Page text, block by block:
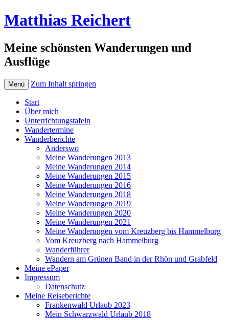
Matthias Reichert
Meine schönsten Wanderungen und
Ausflüge
Menü Zum Inhalt springen
Start
Über mich
Unterrichtungstafeln
Wandertermine
Wanderberichte
Anderswo
Meine Wanderungen 2013
Meine Wanderungen 2014
Meine Wanderungen 2015
Meine Wanderungen 2016
Meine Wanderungen 2018
Meine Wanderungen 2019
Meine Wanderungen 2020
Meine Wanderungen 2021
Meine Wanderungen vom Kreuzberg bis Hammelburg
Vom Kreuzberg nach Hammelburg
Wanderführer
Wandern am Grünen Band in der Rhön und Grabfeld
Meine ePaper
Impressum
Datenschutz
Meine Reiseberichte
Frankenwald Urlaub 2023
Mein Schwarzwald Urlaub 2018